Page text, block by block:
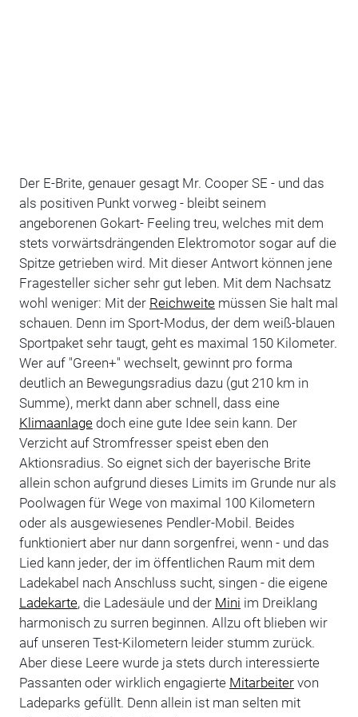
Der E-Brite, genauer gesagt Mr. Cooper SE - und das
als positiven Punkt vorweg - bleibt seinem
angeborenen Gokart- Feeling treu, welches mit dem
stets vorwärtsdrängenden Elektromotor sogar auf die
Spitze getrieben wird. Mit dieser Antwort können jene
Fragesteller sicher sehr gut leben. Mit dem Nachsatz
wohl weniger: Mit der Reichweitemüssen Sie halt mal
schauen. Denn im Sport-Modus, der dem weiß-blauen
Sportpaket sehr taugt, geht es maximal 150 Kilometer.
Wer auf "Green+" wechselt, gewinnt pro forma
deutlich an Bewegungsradius dazu (gut 210 km in
Summe), merkt dann aber schnell, dass eine
Klimaanlagedoch eine gute Idee sein kann. Der
Verzicht auf Stromfresser speist eben den
Aktionsradius. So eignet sich der bayerische Brite
allein schon aufgrund dieses Limits im Grunde nur als
Poolwagen für Wege von maximal 100 Kilometern
oder als ausgewiesenes Pendler-Mobil. Beides
funktioniert aber nur dann sorgenfrei, wenn - und das
Lied kann jeder, der im öffentlichen Raum mit dem
Ladekabel nach Anschluss sucht, singen - die eigene
Ladekarte, die Ladesäule und der Mini im Dreiklang
harmonisch zu surren beginnen. Allzu oft blieben wir
auf unseren Test-Kilometern leider stumm zurück.
Aber diese Leere wurde ja stets durch interessierte
Passanten oder wirklich engagierte Mitarbeitervon
Ladeparks gefüllt. Denn allein ist man selten mit